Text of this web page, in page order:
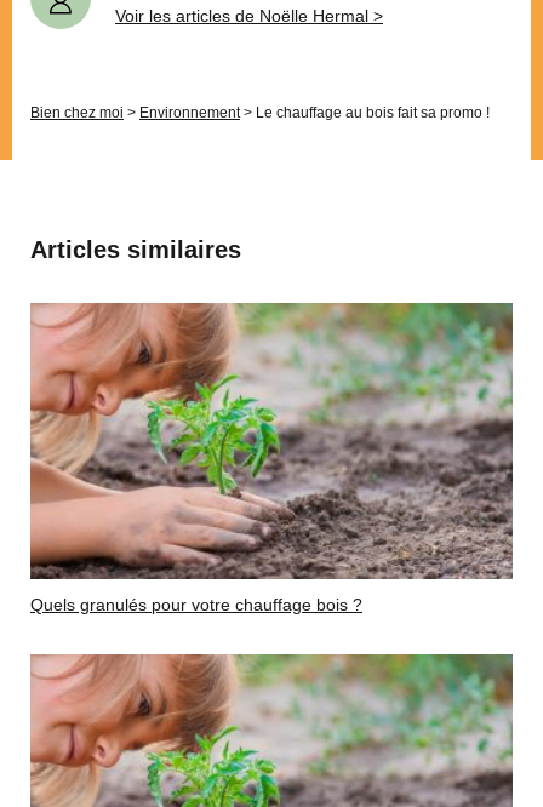
Voir les articles de Noëlle Hermal >
Bien chez moi > Environnement> Le chauffage au bois fait sa promo !
Articles similaires
Quels granulés pour votre chauffage bois ?